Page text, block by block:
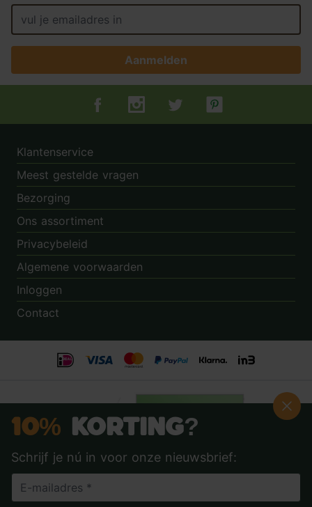
Aanmelden
Tuincentrum.nl op Facebook
Tuincentrum.nl op Instagram
Tuincentrum.nl op Twitter
Tuincentrum.nl op
Klantenservice
Meest gestelde vragen
Bezorging
Ons assortiment
Privacybeleid
Algemene voorwaarden
Inloggen
Contact
Beoordeling:
10% Korting?
Schrijf je nú in voor onze nieuwsbrief: